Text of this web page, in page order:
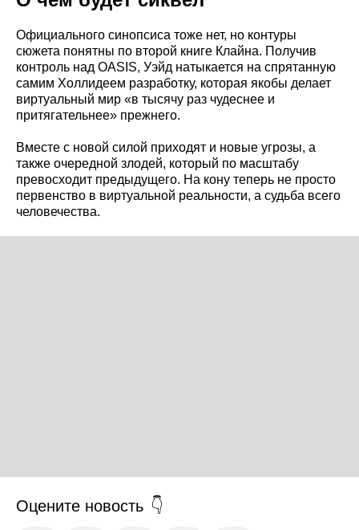
Официального синопсиса тоже нет, но контуры
сюжета понятны по второй книге Клайна. Получив
контроль над OASIS, Уэйд натыкается на спрятанную
самим Холлидеем разработку, которая якобы делает
виртуальный мир «в тысячу раз чудеснее и
притягательнее» прежнего.
Вместе с новой силой приходят и новые угрозы, а
также очередной злодей, который по масштабу
превосходит предыдущего. На кону теперь не просто
первенство в виртуальной реальности, а судьба всего
человечества.
Оцените новость